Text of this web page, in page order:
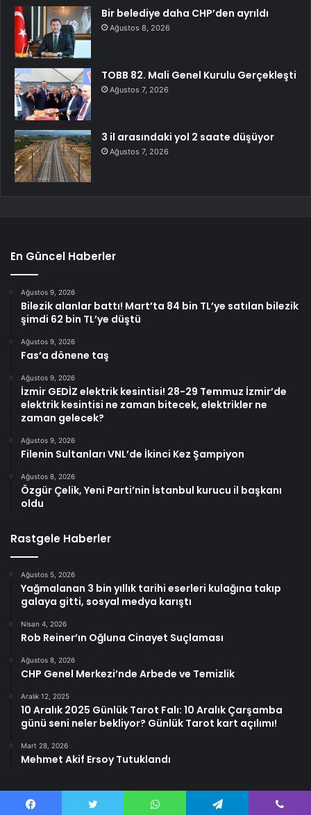
Bir belediye daha CHP’den ayrıldı
Ağustos 8, 2026
TOBB 82. Mali Genel Kurulu Gerçekleşti
Ağustos 7, 2026
3 il arasındaki yol 2 saate düşüyor
Ağustos 7, 2026
En Güncel Haberler
Ağustos 9, 2026
Bilezik alanlar battı! Mart’ta 84 bin TL’ye satılan bilezik
şimdi 62 bin TL’ye düştü
Ağustos 9, 2026
Fas’a dönene taş
Ağustos 9, 2026
İzmir GEDİZ elektrik kesintisi! 28-29 Temmuz İzmir’de
elektrik kesintisi ne zaman bitecek, elektrikler ne
zaman gelecek?
Ağustos 9, 2026
Filenin Sultanları VNL’de İkinci Kez Şampiyon
Ağustos 8, 2026
Özgür Çelik, Yeni Parti’nin İstanbul kurucu il başkanı
oldu
Rastgele Haberler
Ağustos 5, 2026
Yağmalanan 3 bin yıllık tarihi eserleri kulağına takıp
galaya gitti, sosyal medya karıştı
Nisan 4, 2026
Rob Reiner’ın Oğluna Cinayet Suçlaması
Ağustos 8, 2026
CHP Genel Merkezi’nde Arbede ve Temizlik
Aralık 12, 2025
10 Aralık 2025 Günlük Tarot Falı: 10 Aralık Çarşamba
günü seni neler bekliyor? Günlük Tarot kart açılımı!
Mart 28, 2026
Mehmet Akif Ersoy Tutuklandı